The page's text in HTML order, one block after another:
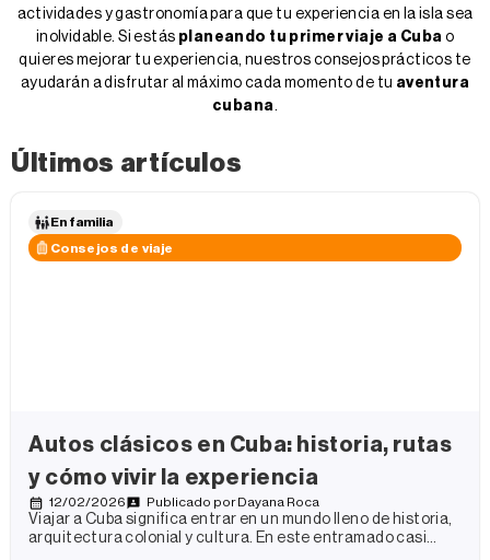
actividades y gastronomía para que tu experiencia en la isla sea
inolvidable. Si estás planeando tu primer viaje a Cuba o
quieres mejorar tu experiencia, nuestros consejos prácticos te
ayudarán a disfrutar al máximo cada momento de tu aventura
cubana.
Últimos artículos
En familia
Consejos de viaje
Autos clásicos en Cuba: historia, rutas
y cómo vivir la experiencia
12/02/2026 Publicado porDayana Roca
Viajar a Cuba significa entrar en un mundo lleno de historia,
arquitectura colonial y cultura. En este entramado casi